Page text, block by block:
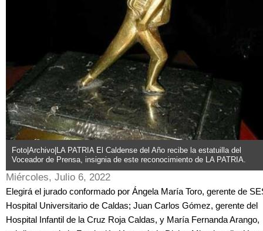
Foto|Archivo|LA PATRIA El Caldense del Año recibe la estatuilla del
Voceador de Prensa, insignia de este reconocimiento de LA PATRIA.
Miércoles, Julio 6, 2022
Elegirá el jurado conformado por Ángela María Toro, gerente de
Hospital Universitario de Caldas; Juan Carlos Gómez, gerente del
Hospital Infantil de la Cruz Roja Caldas, y María Fernanda Arango,